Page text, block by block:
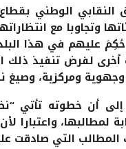
الوطني
وتجاوبا مع
عليهم في هذا
أخرى لفرض تنفيذ ذلك
وجهوية ومركزية، وصيغ
إلى أن خطوته تأتي
لمطالبها،
المطالب التي صادقت